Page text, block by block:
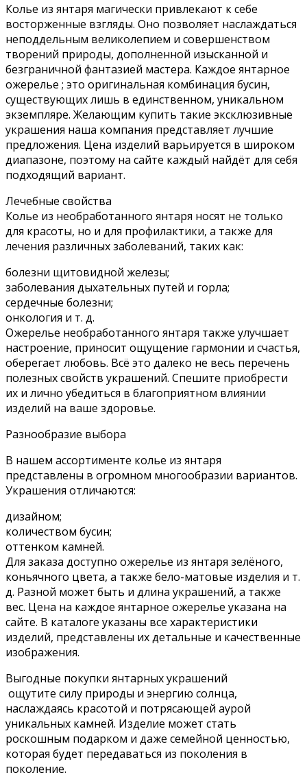
Колье из янтаря магически привлекают к себе
восторженные взгляды. Оно позволяет наслаждаться
неподдельным великолепием и совершенством
творений природы, дополненной изысканной и
безграничной фантазией мастера. Каждое янтарное
ожерелье ; это оригинальная комбинация бусин,
существующих лишь в единственном, уникальном
экземпляре. Желающим купить такие эксклюзивные
украшения наша компания представляет лучшие
предложения. Цена изделий варьируется в широком
диапазоне, поэтому на сайте каждый найдёт для себя
подходящий вариант.
Лечебные свойства
Колье из необработанного янтаря носят не только
для красоты, но и для профилактики, а также для
лечения различных заболеваний, таких как:
болезни щитовидной железы;
заболевания дыхательных путей и горла;
сердечные болезни;
онкология и т. д.
Ожерелье необработанного янтаря также улучшает
настроение, приносит ощущение гармонии и счастья,
оберегает любовь. Всё это далеко не весь перечень
полезных свойств украшений. Спешите приобрести
их и лично убедиться в благоприятном влиянии
изделий на ваше здоровье.
Разнообразие выбора
В нашем ассортименте колье из янтаря
представлены в огромном многообразии вариантов.
Украшения отличаются:
дизайном;
количеством бусин;
оттенком камней.
Для заказа доступно ожерелье из янтаря зелёного,
коньячного цвета, а также бело-матовые изделия и т.
д. Разной может быть и длина украшений, а также
вес. Цена на каждое янтарное ожерелье указана на
сайте. В каталоге указаны все характеристики
изделий, представлены их детальные и качественные
изображения.
Выгодные покупки янтарных украшений
ощутите силу природы и энергию солнца,
наслаждаясь красотой и потрясающей аурой
уникальных камней. Изделие может стать
роскошным подарком и даже семейной ценностью,
которая будет передаваться из поколения в
поколение.